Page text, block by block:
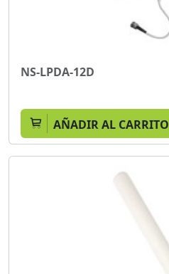
NS-LPDA-12D
AÑADIR AL CARRITO